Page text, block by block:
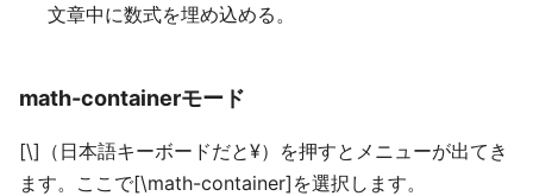
文章中に数式を埋め込める。
math-containerモード
[\]（日本語キーボードだと¥）を押すとメニューが出てき
ます。ここで[\math-container]を選択します。